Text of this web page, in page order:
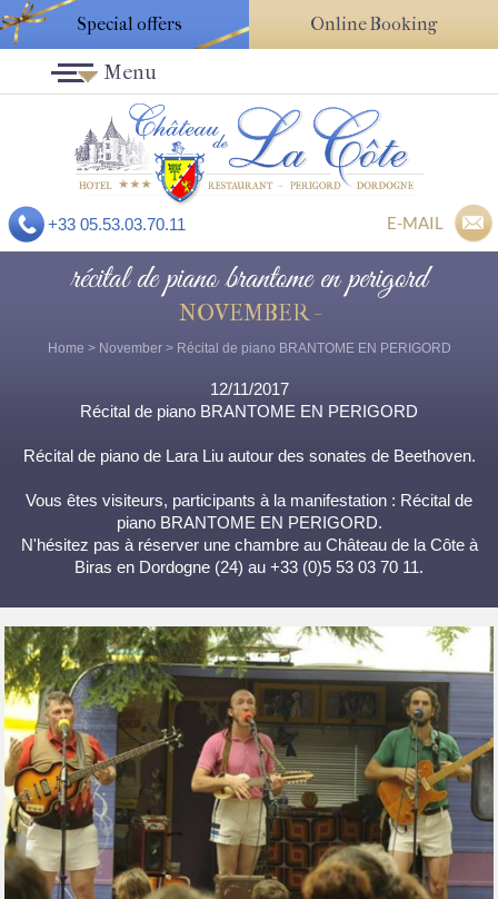
Special offers Online Booking
+33 05.53.03.70.11 E-MAIL
Menu
récital de piano brantome en perigord
NOVEMBER -
Home > November> Récital de piano BRANTOME EN PERIGORD
12/11/2017
Récital de piano BRANTOME EN PERIGORD
Récital de piano de Lara Liu autour des sonates de Beethoven.
Vous êtes visiteurs, participants à la manifestation : Récital de
piano BRANTOME EN PERIGORD.
N'hésitez pas à réserver une chambre au Château de la Côte à
Biras en Dordogne (24) au +33 (0)5 53 03 70 11.